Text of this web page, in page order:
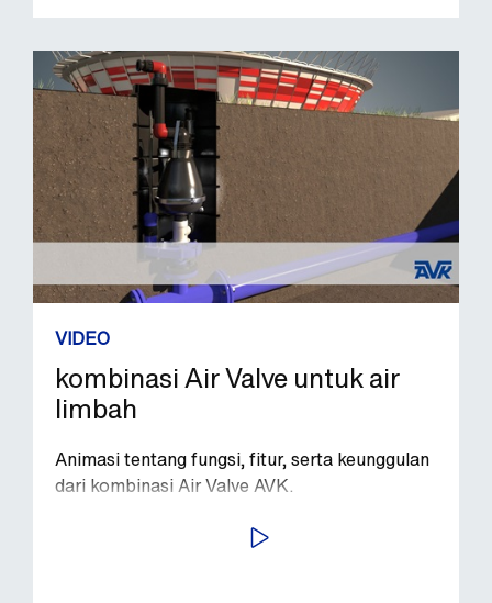
VIDEO
kombinasi Air Valve untuk air
limbah
Animasi tentang fungsi, fitur, serta keunggulan
dari kombinasi Air Valve AVK.
PUTAR VIDEO